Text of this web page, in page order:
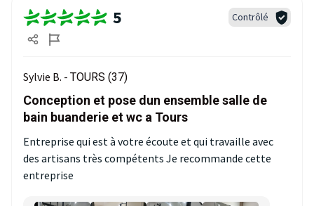
5 Contrôlé
Sylvie B. - TOURS (37)
Conception et pose dun ensemble salle de
bain buanderie et wc a Tours
Entreprise qui est à votre écoute et qui travaille avec
des artisans très compétents Je recommande cette
entreprise